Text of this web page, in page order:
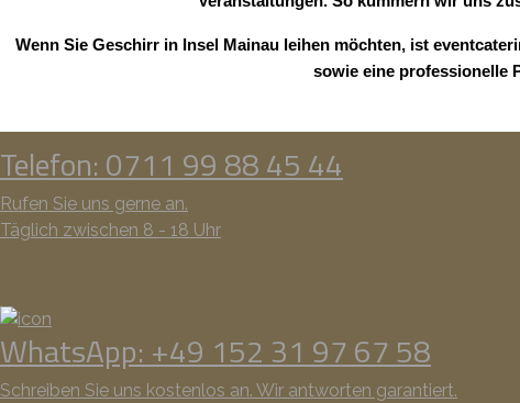
Wenn Sie Geschirr in Insel Mainau leihen möchten, ist
sowie eine professionelle
Telefon: 0711 99 88 45 44
Rufen Sie uns gerne an.
Täglich zwischen 8 - 18 Uhr
WhatsApp: +49 152 31 97 67 58
Schreiben Sie uns kostenlos an. Wir antworten garantiert.